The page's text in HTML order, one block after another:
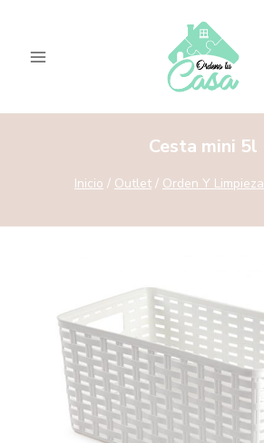
Cesta mini 5l
Inicio / Outlet / Orden Y Limpieza